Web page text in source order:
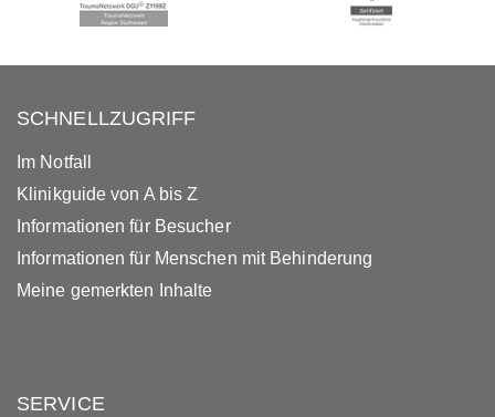
SCHNELLZUGRIFF
Im Notfall
Klinikguide von A bis Z
Informationen für Besucher
Informationen für Menschen mit Behinderung
Meine gemerkten Inhalte
SERVICE